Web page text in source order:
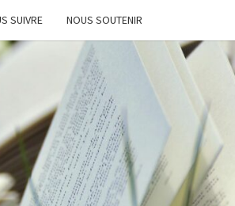
SUIVRE NOUS SOUTENIR